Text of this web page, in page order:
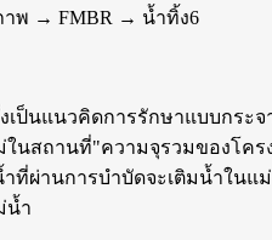
พ → FMBR → น้ำทิ้ง6
เป็นแนวคิดการรักษาแบบกระจ
นสถานที่"ความจุรวมของโครง
ำที่ผ่านการบำบัดจะเติมน้ำในแ
น้ำ